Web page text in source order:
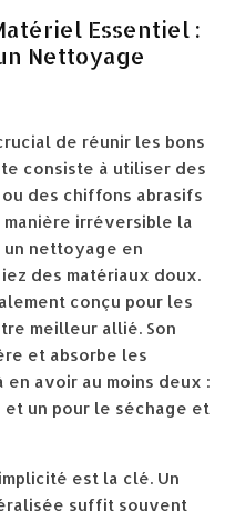
Essentiel :
Nettoyage
de réunir les bons
consiste à utiliser des
des chiffons abrasifs
irréversible la
nettoyage en
des matériaux doux.
conçu pour les
meilleur allié. Son
et absorbe les
en avoir au moins deux :
un pour le séchage et
est la clé. Un
suffit souvent